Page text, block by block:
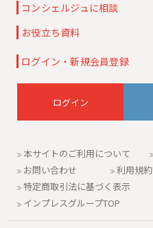
コンシェルジュに相談
お役立ち資料
ログイン・新規会員登録
本サイトのご利用について
お問い合わせ
利用規約
特定商取引法に基づく表示
インプレスグループTOP